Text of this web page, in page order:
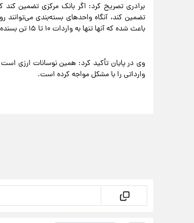
باعث شده که آنها تنها به واردات ۱۰ تا ۱۵ تن بسنده کنند تا خط تولید خود را حفظ کنند، که این میزان تأثیر چندانی در بازار ندارد.
وی در پایان تأکید کرد: همین نوسانات ارزی
وارداتی را با مشکل مواجه کرده است.